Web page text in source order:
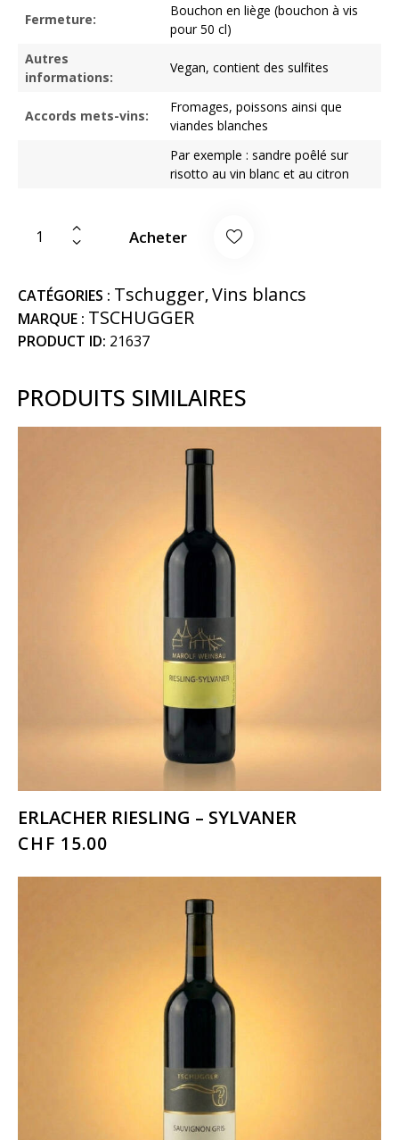
Fermeture:
Bouchon en liège (bouchon à vis
pour 50 cl)
Autres
informations:
Vegan, contient des sulfites
Accords mets-vins:
Fromages, poissons ainsi que
viandes blanches
Par exemple : sandre poêlé sur
risotto au vin blanc et au citron
Acheter
CATÉGORIES : Tschugger,Vins blancs
MARQUE : TSCHUGGER
PRODUCT ID: 21637
PRODUITS SIMILAIRES
ERLACHER RIESLING – SYLVANER
CHF 15.00